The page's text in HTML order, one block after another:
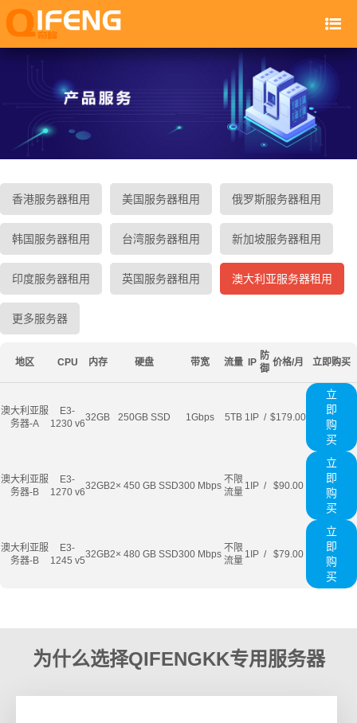
香港服务器租用 美国服务器租用 俄罗斯服务器租用
韩国服务器租用 台湾服务器租用 新加坡服务器租用
印度服务器租用 英国服务器租用 澳大利亚服务器租用
更多服务器
地区 CPU 内存 硬盘 带宽 流量 IP
防
御
价格/月 立即购买
澳大利亚服
务器-A
E3-
1230 v6
32GB 250GB SSD 1Gbps 5TB 1IP / $179.00
立
即
购
买
澳大利亚服
务器-B
E3-
1270 v6
32GB2× 450 GB SSD300 Mbps
不限
流量
1IP / $90.00
立
即
购
买
澳大利亚服
务器-B
E3-
1245 v5
32GB2× 480 GB SSD300 Mbps
不限
流量
1IP / $79.00
立
即
购
买
为什么选择QIFENGKK专用服务器